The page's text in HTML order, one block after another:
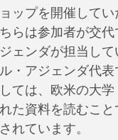
ップを開催して
らは参加者が交
ェンダが担当し
・アジェンダ代
ては、欧米の大
た資料を読むこ
れています。